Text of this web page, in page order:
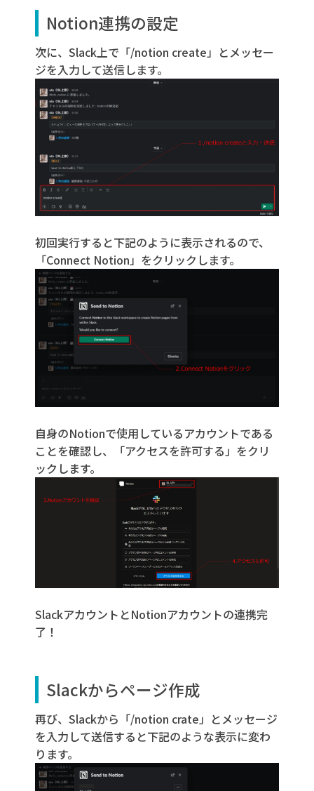
Notion連携の設定
次に、Slack上で「/notion create」とメッセー
ジを入力して送信します。
初回実行すると下記のように表示されるので、
「Connect Notion」をクリックします。
自身のNotionで使用しているアカウントである
ことを確認し、「アクセスを許可する」をクリ
ックします。
SlackアカウントとNotionアカウントの連携完
了！
Slackからページ作成
再び、Slackから「/notion crate」とメッセージ
を入力して送信すると下記のような表示に変わ
ります。